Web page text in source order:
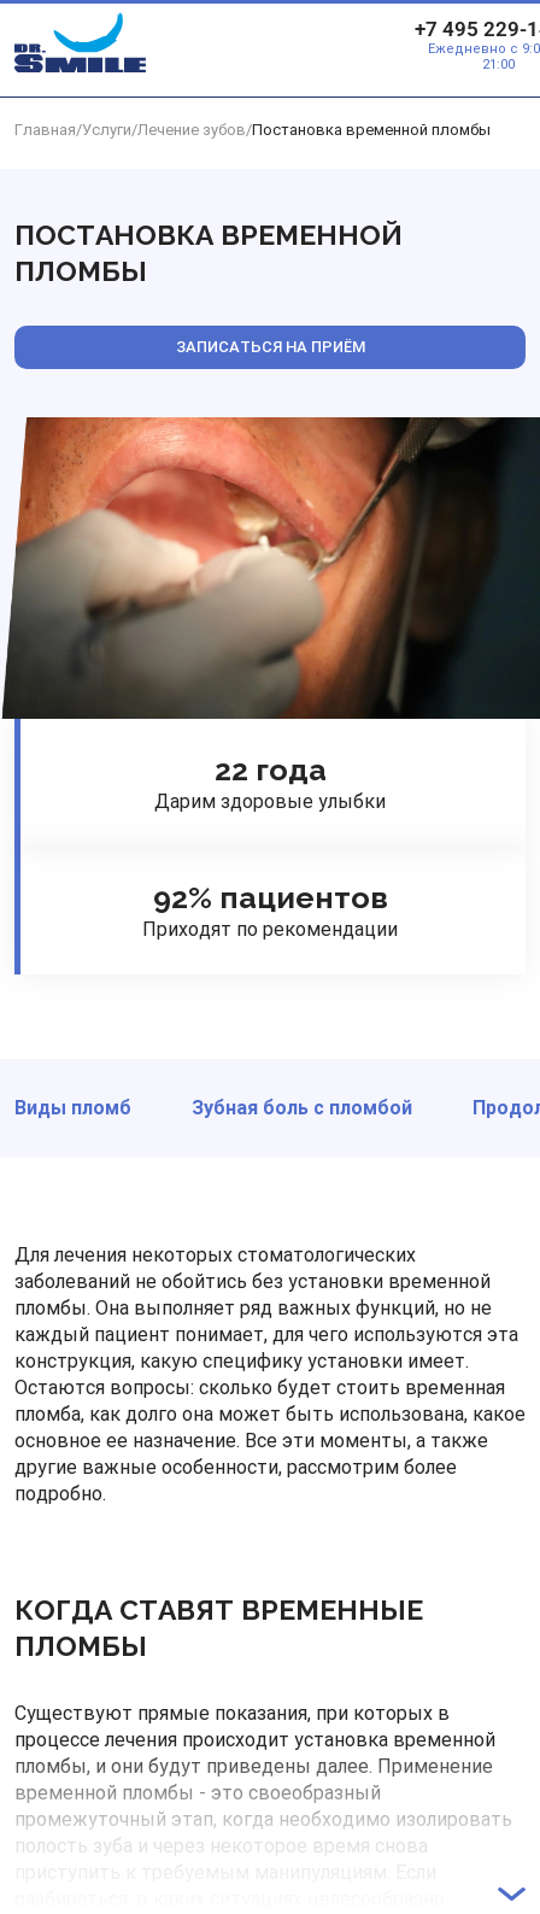
Перейти к основному контенту
+7 495 229-
Ежедневно с
21:00
Главная/Услуги/Лечение зубов/Постановка временной пломбы
ПОСТАНОВКА ВРЕМЕННОЙ
ПЛОМБЫ
ЗАПИСАТЬСЯ НА ПРИЁМ
22 года
Дарим здоровые улыбки
92% пациентов
Приходят по рекомендации
Виды пломб Зубная боль с пломбой
Для лечения некоторых стоматологических
заболеваний не обойтись без установки временной
пломбы. Она выполняет ряд важных функций, но не
каждый пациент понимает, для чего используются эта
конструкция, какую специфику установки имеет.
Остаются вопросы: сколько будет стоить временная
пломба, как долго она может быть использована, какое
основное ее назначение. Все эти моменты, а также
другие важные особенности, рассмотрим более
подробно.
КОГДА СТАВЯТ ВРЕМЕННЫЕ
ПЛОМБЫ
Существуют прямые показания, при которых в
процессе лечения происходит установка временной
пломбы, и они будут приведены далее. Применение
временной пломбы - это своеобразный
промежуточный этап, когда необходимо изолировать
полость зуба и через некоторое время снова